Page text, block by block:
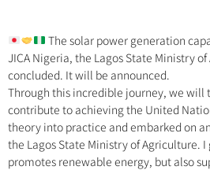
The solar power generation
JICA Nigeria, the Lagos State Ministry
concluded. It will be announced.
Through this incredible journey, we
contribute to achieving the United
theory into practice and embarked on
the Lagos State Ministry of Agriculture.
promotes renewable energy, but also